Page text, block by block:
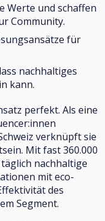
Werte und schaffen
Community.
für
nachhaltiges
kann.
perfekt. Als eine
verknüpft sie
Mit fast 360.000
nachhaltige
mit eco-
des
Segment.